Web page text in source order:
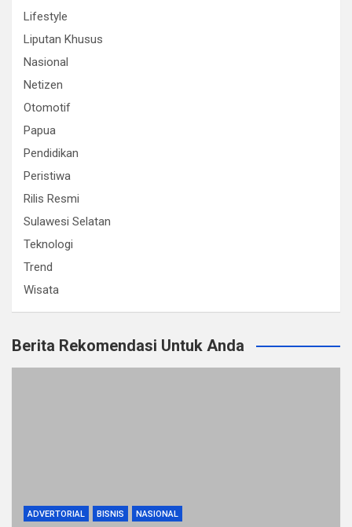
Lifestyle
Liputan Khusus
Nasional
Netizen
Otomotif
Papua
Pendidikan
Peristiwa
Rilis Resmi
Sulawesi Selatan
Teknologi
Trend
Wisata
Berita Rekomendasi Untuk Anda
ADVERTORIAL BISNIS NASIONAL